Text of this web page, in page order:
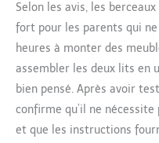
Selon les avis, les
fort pour les parents qui
heures à monter des
assembler les deux lits en
bien pensé. Après avoir
confirme qu’il ne
et que les instructions